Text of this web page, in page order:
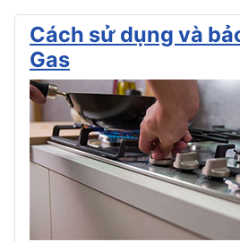
Cách sử dụng và
Gas